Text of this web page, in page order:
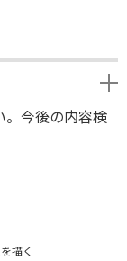
。今後の内容検
描く